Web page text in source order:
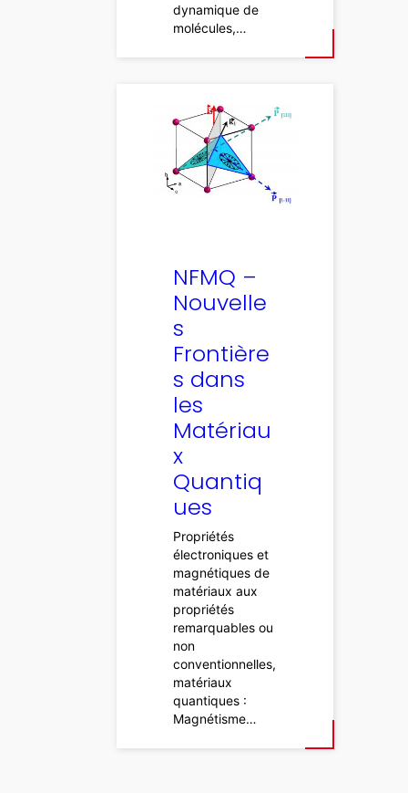
dynamique de
molécules,…
NFMQ –
Nouvelle
s
Frontière
s dans
les
Matériau
x
Quantiq
ues
Propriétés
électroniques et
magnétiques de
matériaux aux
propriétés
remarquables ou
non
conventionnelles,
matériaux
quantiques :
Magnétisme…